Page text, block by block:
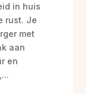
in huis
rust. Je
met
aan
en